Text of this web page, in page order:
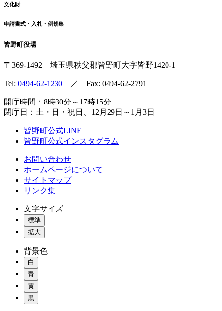
文化財
申請書式・入札・例規集
皆野町役場
〒369-1492 埼玉県秩父郡皆野町大字皆野1420-1
Tel: 0494-62-1230 ／ Fax: 0494-62-2791
開庁時間：8時30分～17時15分
閉庁日：土・日・祝日、12月29日～1月3日
皆野町公式LINE
皆野町公式インスタグラム
お問い合わせ
ホームページについて
サイトマップ
リンク集
文字サイズ
標準
拡大
背景色
白
青
黄
黒